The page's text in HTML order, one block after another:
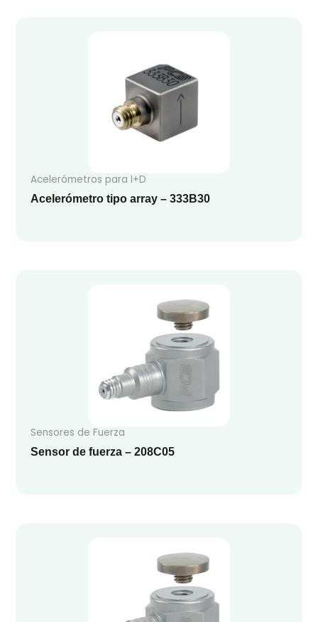
Acelerómetros para I+D
Acelerómetro tipo array – 333B30
Sensores de Fuerza
Sensor de fuerza – 208C05